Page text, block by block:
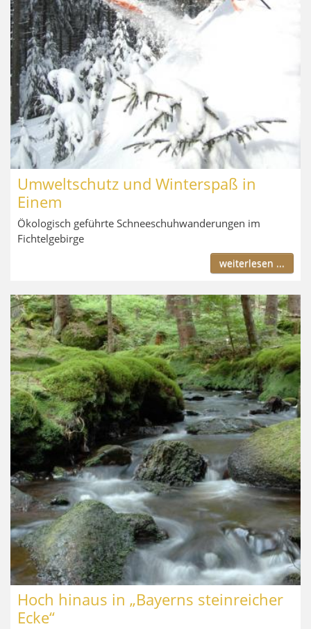
Umweltschutz und Winterspaß in
Einem
Ökologisch geführte Schneeschuhwanderungen im
Fichtelgebirge
weiterlesen ...
Hoch hinaus in „Bayerns steinreicher
Ecke“